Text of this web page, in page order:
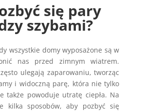
się pary
szybami?
wszystkie domy wyposażone są w
nas przed zimnym wiatrem.
ulegają zaparowaniu, tworząc
i widoczną parę, która nie tylko
także powoduje utratę ciepła. Na
kilka sposobów, aby pozbyć się